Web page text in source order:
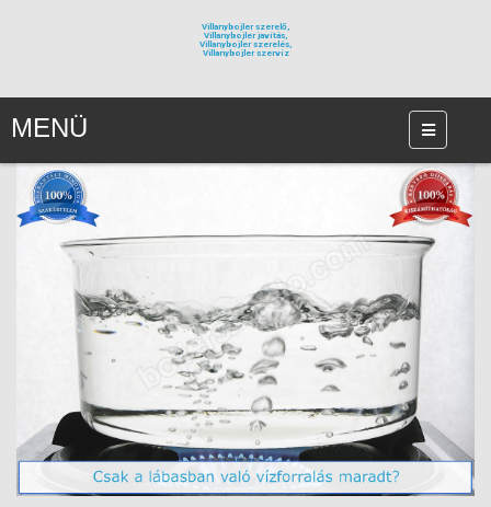
Villanybojler szerelő,
Villanybojler javítás,
Villanybojler szerelés,
Villanybojler szervíz
MENÜ